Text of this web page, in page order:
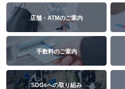
店舗・ATMのご案内
手数料のご案内
SDGsへの取り組み